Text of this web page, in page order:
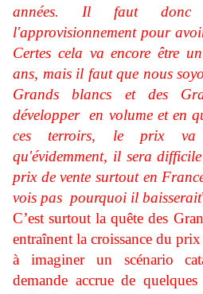
années. Il faut donc
l'approvisionnement pour
Certes cela va encore être
ans, mais il faut que nous
Grands blancs et des
développer en volume et en
ces terroirs, le prix va
qu'évidemment, il sera
prix de vente surtout en
vois pas pourquoi il baisserait
C’est surtout la quête des
entraînent la croissance du
à imaginer un scénario
demande accrue de